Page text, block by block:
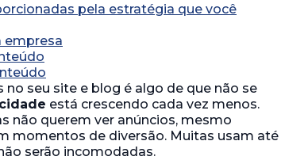
pela estratégia que você
empresa
seu site e blog é algo de que não se
está crescendo cada vez menos.
não querem ver anúncios, mesmo
momentos de diversão. Muitas usam até
serão incomodadas.